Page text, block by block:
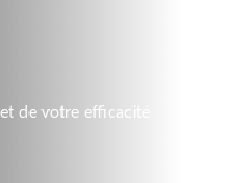
de votre efficacité